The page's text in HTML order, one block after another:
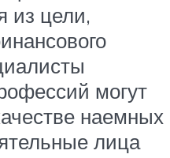
из цели,
могут
наемных
лица